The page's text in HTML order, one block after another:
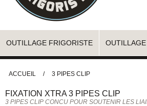
OUTILLAGE FRIGORISTE
ACCUEIL / 3 PIPES CLIP
FIXATION XTRA 3 PIPES CLIP
3 PIPES CLIP CONCU POUR SOUTENIR LES